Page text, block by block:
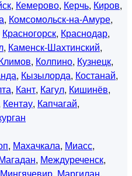
, Кемерово, Керчь, Киров,
, Комсомольск-на-Амуре,
Красногорск, Краснодар,
, Каменск-Шахтинский,
, Колпино, Кузнецк,
, Кызылорда, Костанай,
, Кант, Кагул, Кишинёв,
Кентау, Капчагай,
, Махачкала, Миасс,
, Междуреченск,